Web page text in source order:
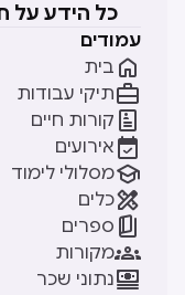
כל הידע על
עמודים
בית 
תיקי עבודות
קורות חיים 
אירועים 
מסלולי לימוד
כלים
ספרים 
מקורות
נתוני שכר